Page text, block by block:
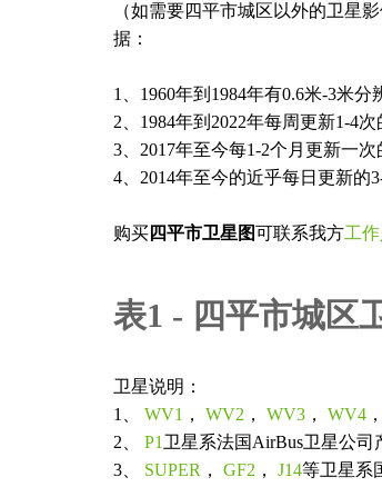
（如需要四平市城区以外的卫星
据：
1、1960年到1984年有0.6米-3米
2、1984年到2022年每周更新1-4
3、2017年至今每1-2个月更新一
4、2014年至今的近乎每日更新的
购买四平市卫星图可联系我方工
表1 - 四平市城区
卫星说明：
1、 WV1 ， WV2 ， WV3 ， WV4 ，
2、 P1 卫星系法国AirBus卫星公司
3、 SUPER ， GF2 ， J14等卫星系